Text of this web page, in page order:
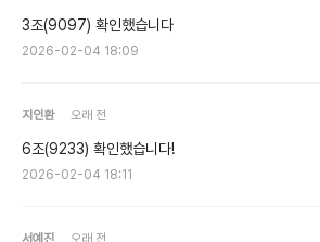
3조(9097) 확인했습니다
2026-02-04 18:09
지인환 오래 전
6조(9233) 확인했습니다!
2026-02-04 18:11
서예진 오래 전